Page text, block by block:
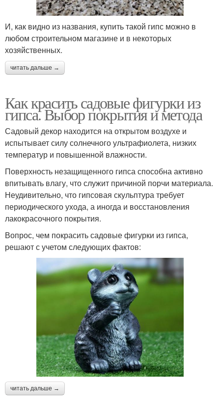
И, как видно из названия, купить такой гипс можно в
любом строительном магазине и в некоторых
хозяйственных.
читать дальше →
Как красить садовые фигурки из
гипса. Выбор покрытия и метода
Садовый декор находится на открытом воздухе и
испытывает силу солнечного ультрафиолета, низких
температур и повышенной влажности.
Поверхность незащищенного гипса способна активно
впитывать влагу, что служит причиной порчи материала.
Неудивительно, что гипсовая скульптура требует
периодического ухода, а иногда и восстановления
лакокрасочного покрытия.
Вопрос, чем покрасить садовые фигурки из гипса,
решают с учетом следующих фактов:
читать дальше →